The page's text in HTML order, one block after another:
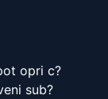
opri c?
sub?